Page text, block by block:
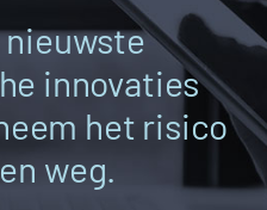
nieuwste
innovaties
het risico
weg.